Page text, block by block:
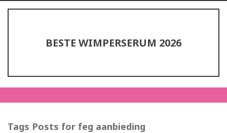
BESTE WIMPERSERUM 2026
Tags Posts for feg aanbieding